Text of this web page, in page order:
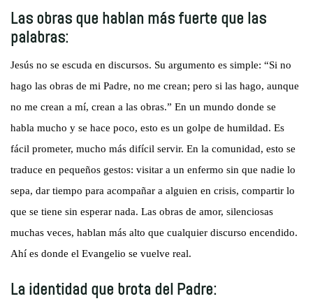
Las obras que hablan más fuerte que las
palabras:
Jesús no se escuda en discursos. Su argumento es simple: “Si no
hago las obras de mi Padre, no me crean; pero si las hago, aunque
no me crean a mí, crean a las obras.” En un mundo donde se
habla mucho y se hace poco, esto es un golpe de humildad. Es
fácil prometer, mucho más difícil servir. En la comunidad, esto se
traduce en pequeños gestos: visitar a un enfermo sin que nadie lo
sepa, dar tiempo para acompañar a alguien en crisis, compartir lo
que se tiene sin esperar nada. Las obras de amor, silenciosas
muchas veces, hablan más alto que cualquier discurso encendido.
Ahí es donde el Evangelio se vuelve real.
La identidad que brota del Padre: